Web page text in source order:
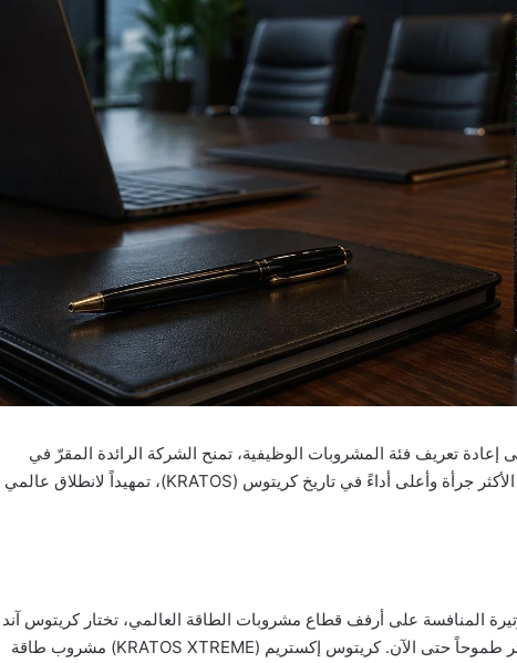
تعريف فئة المشروبات الوظيفية، تمنح الشركة الرائدة المقرّ في
لشبونة العالمَ أولى نظراته المعمّقة على منتج وُصف بأنه الأكثر جرأة وأعلى أداءً في تاريخ كريتوس (KRATOS)، تمهيداً لانطلاق عالمي
مشهد تتسارع فيه وتيرة المنافسة على أرفف قطاع مشروبات الطاقة العالمي، تختار كريتوس
(KRATOS & Co.) اللحظةَ بعناية لتكشف عن منتجها الأكثر طموحاً حتى الآن. كريتوس إكستريم (KRATOS XTREME) مشروب طاقة